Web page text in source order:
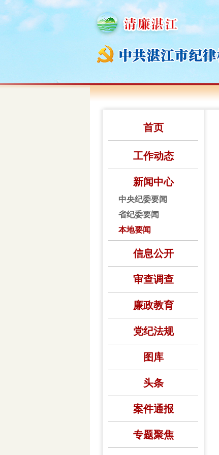
首页
工作动态
新闻中心
中央纪委要闻
省纪委要闻
本地要闻
信息公开
审查调查
廉政教育
党纪法规
图库
头条
案件通报
专题聚焦